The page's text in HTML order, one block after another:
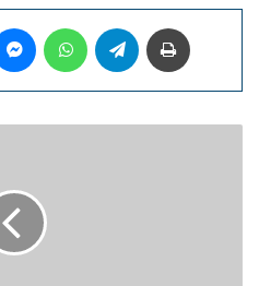
MessengerWhatsAppTelegram